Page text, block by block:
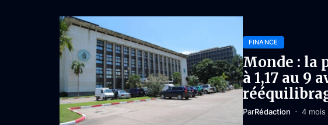
FINANCE
Monde : la
à 1,17 au 9
ParRédaction 4 mois